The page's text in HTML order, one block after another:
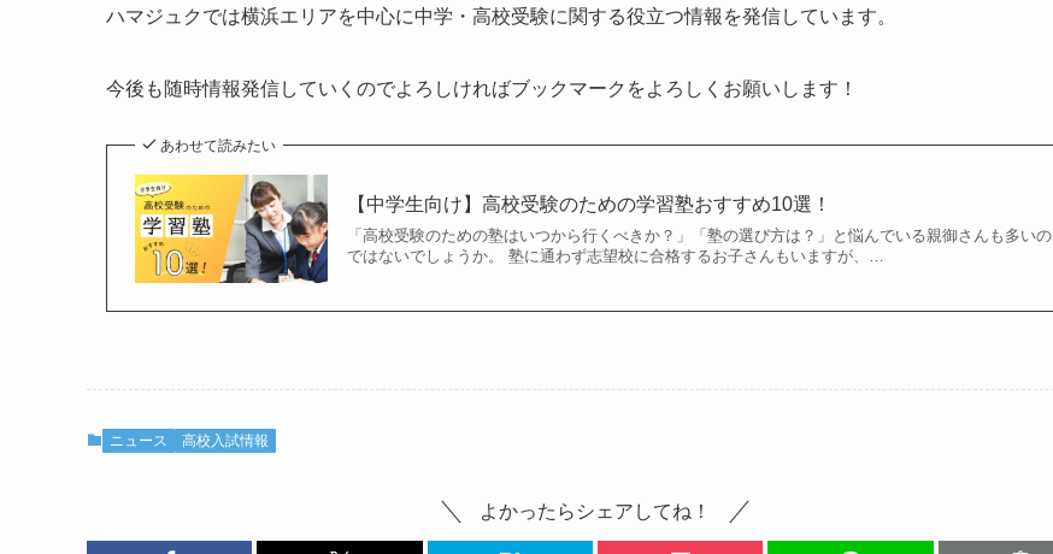
ハマジュクでは横浜エリアを中心に中学・高校受験に関する役立つ情報を発信しています。
今後も随時情報発信していくのでよろしければブックマークをよろしくお願いします！
あわせて読みたい
【中学生向け】高校受験のための学習塾おすすめ10選！
「高校受験のための塾はいつから行くべきか？」「塾の選び方は？」と悩んでいる親御さんも多いの
ではないでしょうか。 塾に通わず志望校に合格するお子さんもいますが、…
ニュース 高校入試情報
よかったらシェアしてね！